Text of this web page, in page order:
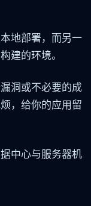
地部署，而另一
建的环境。
洞或不必要的成
，给你的应用留
中心与服务器机